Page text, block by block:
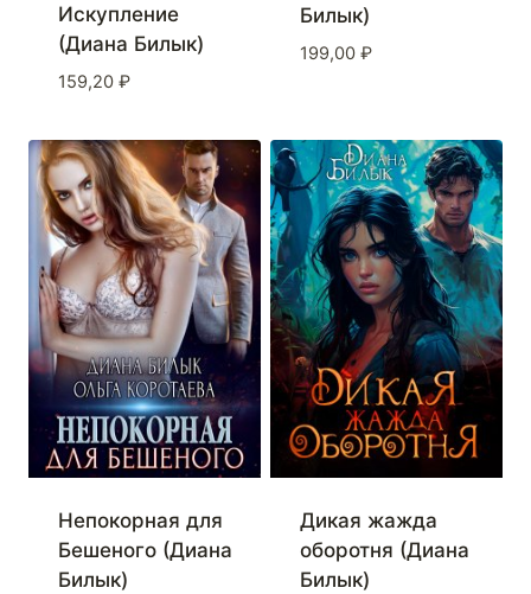
Искупление
(Диана Билык)
159,20 ₽
Билык)
199,00 ₽
Непокорная для
Бешеного (Диана
Билык)
Дикая жажда
оборотня (Диана
Билык)